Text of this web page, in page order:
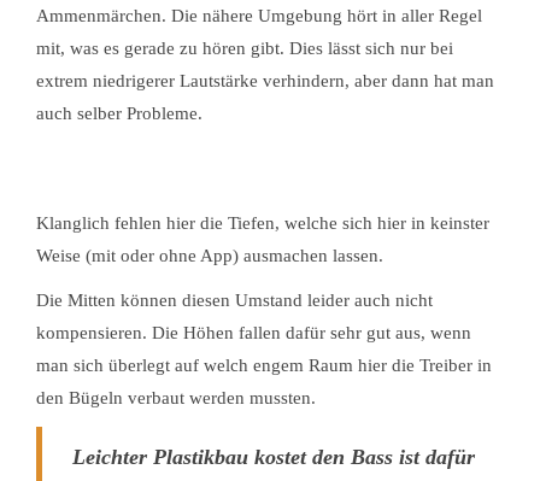
Ammenmärchen. Die nähere Umgebung hört in aller Regel
mit, was es gerade zu hören gibt. Dies lässt sich nur bei
extrem niedrigerer Lautstärke verhindern, aber dann hat man
auch selber Probleme.
Klanglich fehlen hier die Tiefen, welche sich hier in keinster
Weise (mit oder ohne App) ausmachen lassen.
Die Mitten können diesen Umstand leider auch nicht
kompensieren. Die Höhen fallen dafür sehr gut aus, wenn
man sich überlegt auf welch engem Raum hier die Treiber in
den Bügeln verbaut werden mussten.
Leichter Plastikbau kostet den Bass ist dafür